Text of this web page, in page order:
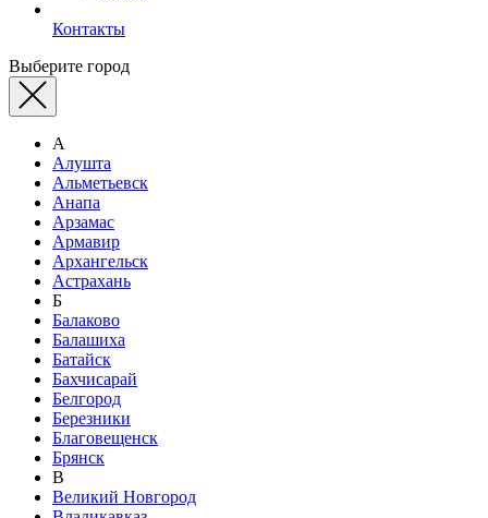
Контакты
Выберите город
А
Алушта
Альметьевск
Анапа
Арзамас
Армавир
Архангельск
Астрахань
Б
Балаково
Балашиха
Батайск
Бахчисарай
Белгород
Березники
Благовещенск
Брянск
В
Великий Новгород